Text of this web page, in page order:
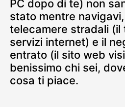
PC dopo di te) non
stato mentre
telecamere stradali (il
servizi internet) e il
entrato (il sito web
benissimo chi sei,
cosa ti piace.